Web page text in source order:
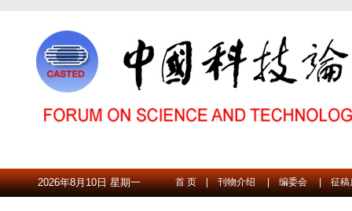
2026年8月10日 星期一 首 页 | 刊物介绍 | 编委会 | 征稿